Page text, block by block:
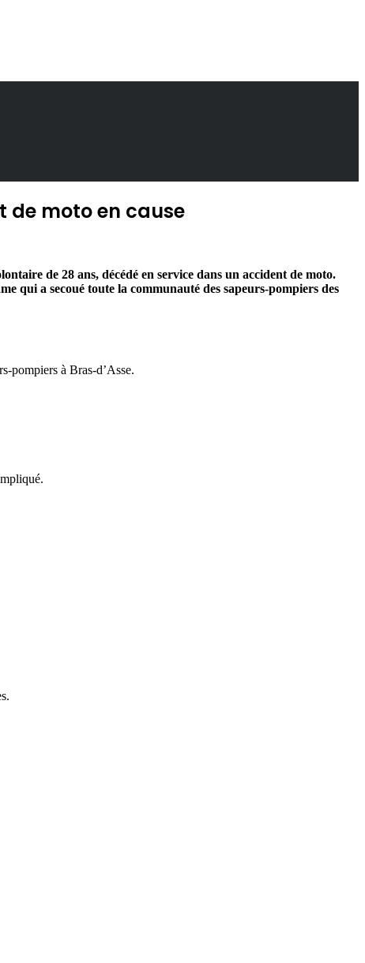
de moto en cause
de 28 ans, décédé en service dans un accident de moto.
qui a secoué toute la communauté des sapeurs-pompiers des
pompiers à Bras-d’Asse.